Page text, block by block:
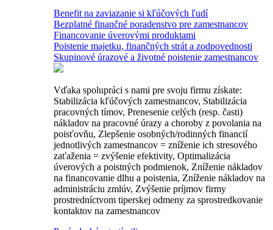
Benefit na zaviazanie si kľúčových ľudí
Bezplatné finančné poradenstvo pre zamestnancov
Financovanie úverovými produktami
Poistenie majetku, finančných strát a zodpovednosti
Skupinové úrazové a životné poistenie zamestnancov
Vďaka spolupráci s nami pre svoju firmu získate:
Stabilizácia kľúčových zamestnancov, Stabilizácia
pracovných tímov, Prenesenie celých (resp. časti)
nákladov na pracovné úrazy a choroby z povolania na
poisťovňu, Zlepšenie osobných/rodinných financií
jednotlivých zamestnancov = zníženie ich stresového
zaťaženia = zvýšenie efektivity, Optimalizácia
úverových a poistných podmienok, Zníženie nákladov
na financovanie dlhu a poistenia, Zníženie nákladov na
administráciu zmlúv, Zvýšenie príjmov firmy
prostredníctvom tiperskej odmeny za sprostredkovanie
kontaktov na zamestnancov